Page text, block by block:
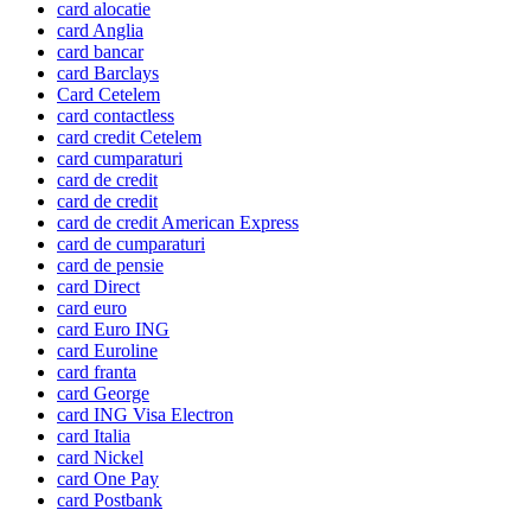
card alocatie
card Anglia
card bancar
card Barclays
Card Cetelem
card contactless
card credit Cetelem
card cumparaturi
card de credit
card de credit
card de credit American Express
card de cumparaturi
card de pensie
card Direct
card euro
card Euro ING
card Euroline
card franta
card George
card ING Visa Electron
card Italia
card Nickel
card One Pay
card Postbank